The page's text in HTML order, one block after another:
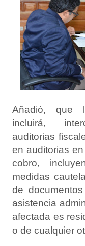
Añadió, que
incluirá,
auditorias
en auditorias
cobro,
medidas
de
asistencia
afectada es
o de cualquier